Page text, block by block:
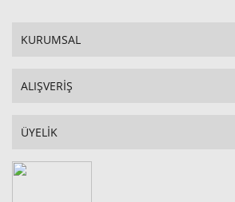
KURUMSAL
ALIŞVERİŞ
ÜYELİK